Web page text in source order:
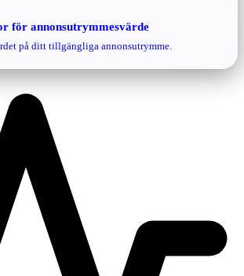
för annonsutrymmesvärde
på ditt tillgängliga annonsutrymme.